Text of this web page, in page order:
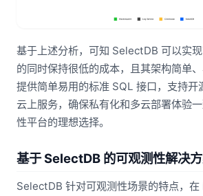
基于上述分析，可知 SelectDB 可以实
的同时保持很低的成本，且其架构简单、
提供简单易用的标准 SQL 接口，支持开
云上服务，确保私有化和多云部署体验
性平台的理想选择。
基于 SelectDB 的可观测性解决
SelectDB 针对可观测性场景的特点，在